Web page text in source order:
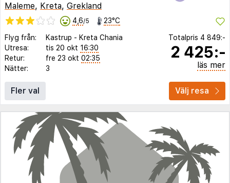
Maleme, Kreta, Grekland
4,6/5 23°C
Flyg från: Kastrup - Kreta Chania
Utresa:
tis 20 okt 16:30
Retur:
fre 23 okt 02:35
Nätter:
3
Totalpris 4 849:-
2 425:-
läs mer
Fler val Välj resa